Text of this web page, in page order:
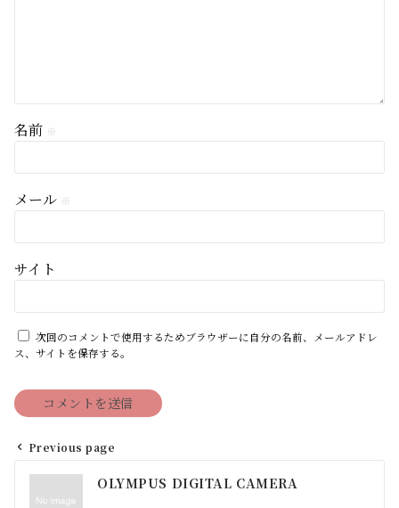
名前 ※
メール ※
サイト
次回のコメントで使用するためブラウザーに自分の名前、メールアドレ
ス、サイトを保存する。
投
Previous page
OLYMPUS DIGITAL CAMERA